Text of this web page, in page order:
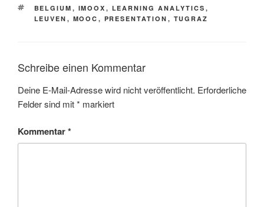
SCHLAGWÖRTER
BELGIUM , IMOOX , LEARNING ANALYTICS ,
LEUVEN , MOOC , PRESENTATION , TUGRAZ
Schreibe einen Kommentar
Deine E-Mail-Adresse wird nicht veröffentlicht. Erforderliche
Felder sind mit* markiert
Kommentar*